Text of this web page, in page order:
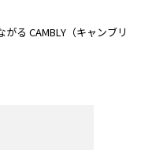
る CAMBLY（キャンブリ